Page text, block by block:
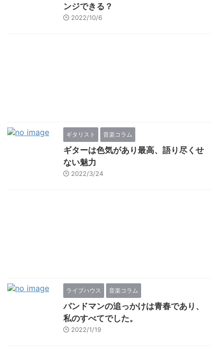
ンジできる？
2022/10/6
ギタリスト 音楽コラム
ギターは色気があり最高、語り尽くせ
ない魅力
2022/3/24
ライブハウス 音楽コラム
バンドマンの追っかけは青春であり、
私のすべてでした。
2022/1/19